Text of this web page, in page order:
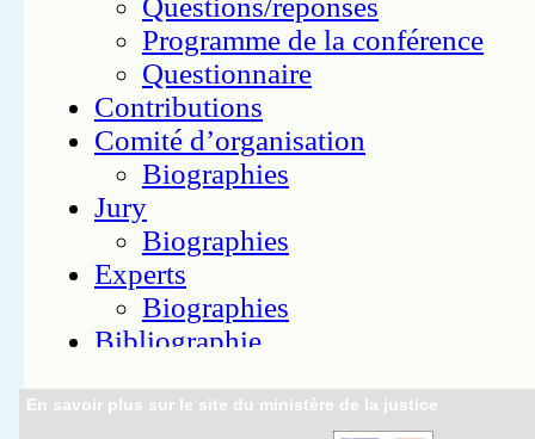
En savoir plus sur le site du ministère de la justice